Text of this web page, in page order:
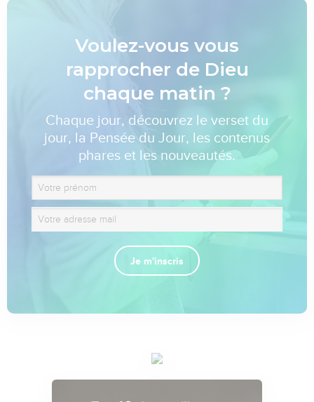
Voulez-vous vous
rapprocher de Dieu
chaque matin ?
Chaque jour, découvrez le verset du
jour, la Pensée du Jour, les contenus
phares et les nouveautés.
Je m'inscris